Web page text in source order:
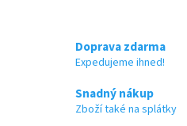
Doprava zdarma
Expedujeme ihned!
Snadný nákup
Zboží také na splátky